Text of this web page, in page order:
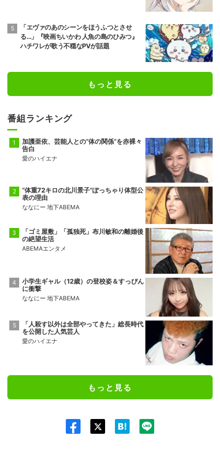
「エヴァのあのシーンをほうふつとさせ
る…」『映画ちいかわ 人魚の島のひみつ』
ハチワレが歌う不穏なPVが話題
もっと見る
番組ランキング
加護亜依、芸能人との“体の関係”を赤裸々
告白
愛のハイエナ
“体重72キロの北川景子”ぽっちゃり体型公
表の理由
ななにー 地下ABEMA
「ゴミ屋敷」「孤独死」布川敏和の離婚後
の絶望生活
ABEMAエンタメ
小学生ギャル（12歳）の登校姿＆すっぴん
に衝撃
ななにー 地下ABEMA
「人殺す以外は全部やってきた」総長時代
を公開した人気芸人
愛のハイエナ
もっと見る